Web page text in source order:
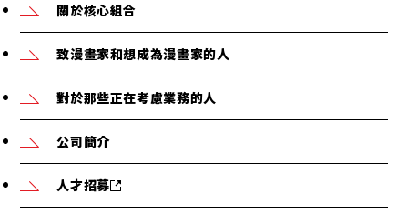
關於核心組合
致漫畫家和想成為漫畫家的人
對於那些正在考慮業務的人
公司簡介
人才招募